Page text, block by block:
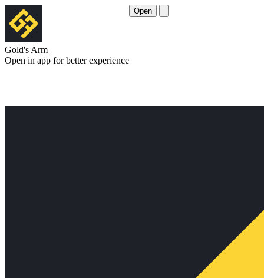
Gold's Arm
Open in app for better experience
Open